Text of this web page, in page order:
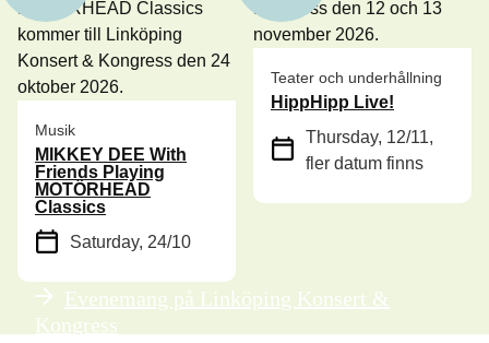
Musik
MIKKEY DEE With
Friends Playing
MOTÖRHEAD
Classics
Saturday, 24/10
Teater och underhållning
HippHipp Live!
Thursday, 12/11,
fler datum finns
Evenemang på Linköping Konsert &
Kongress